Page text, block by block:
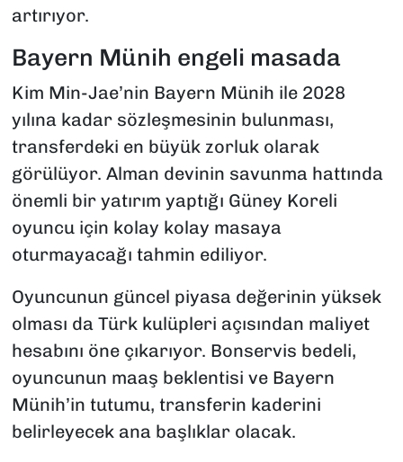
artırıyor.
Bayern Münih engeli masada
Kim Min-Jae’nin Bayern Münih ile 2028
yılına kadar sözleşmesinin bulunması,
transferdeki en büyük zorluk olarak
görülüyor. Alman devinin savunma hattında
önemli bir yatırım yaptığı Güney Koreli
oyuncu için kolay kolay masaya
oturmayacağı tahmin ediliyor.
Oyuncunun güncel piyasa değerinin yüksek
olması da Türk kulüpleri açısından maliyet
hesabını öne çıkarıyor. Bonservis bedeli,
oyuncunun maaş beklentisi ve Bayern
Münih’in tutumu, transferin kaderini
belirleyecek ana başlıklar olacak.